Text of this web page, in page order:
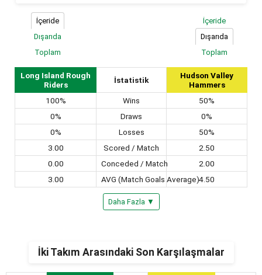
İçeride
Dışarıda
Toplam
İçeride
Dışarıda
Toplam
Long Island Rough
Riders
İstatistik
Hudson Valley
Hammers
100%
Wins
50%
0%
Draws
0%
0%
Losses
50%
3.00
Scored / Match
2.50
0.00
Conceded / Match
2.00
3.00
AVG (Match Goals Average)4.50
Daha Fazla ▼
İki Takım Arasındaki Son Karşılaşmalar